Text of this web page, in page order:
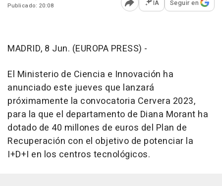
Publicado: 20:08
Abrir opciones para
IA Seguir en
MADRID, 8 Jun. (EUROPA PRESS) -
El Ministerio de Ciencia e Innovación ha
anunciado este jueves que lanzará
próximamente la convocatoria Cervera 2023,
para la que el departamento de Diana Morant ha
dotado de 40 millones de euros del Plan de
Recuperación con el objetivo de potenciar la
I+D+I en los centros tecnológicos.